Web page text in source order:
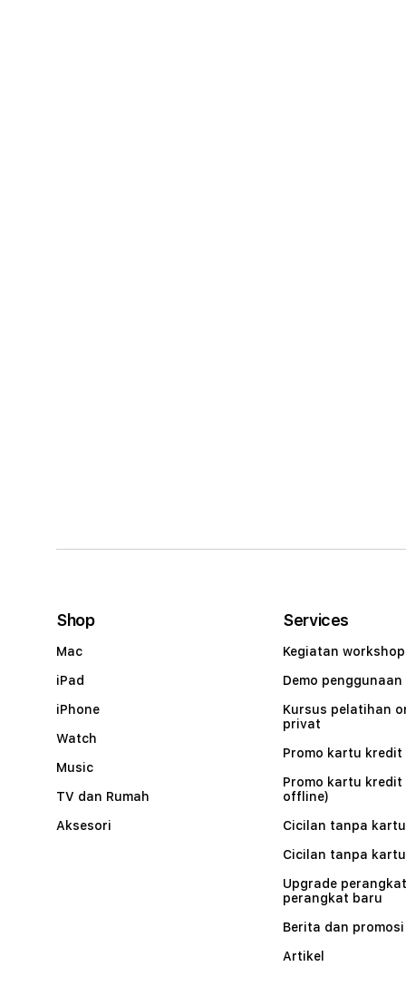
Shop
Mac
iPad
iPhone
Watch
Music
TV dan Rumah
Aksesori
Services
Kegiatan workshop
Demo penggunaan
Kursus pelatihan
privat
Promo kartu kredit
Promo kartu kredit
offline)
Cicilan tanpa
Cicilan tanpa
Upgrade
perangkat baru
Berita dan promosi
Artikel